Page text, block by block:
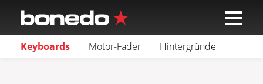
Keyboards Motor-Fader Hintergründe